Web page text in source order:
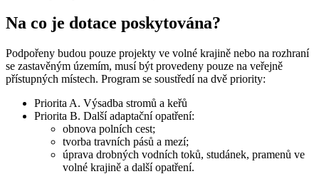
Na co je dotace poskytována?
Podpořeny budou pouze projekty ve volné krajině nebo na rozhraní
se zastavěným územím, musí být provedeny pouze na veřejně
přístupných místech. Program se soustředí na dvě priority:
Priorita A. Výsadba stromů a keřů
Priorita B. Další adaptační opatření:
obnova polních cest;
tvorba travních pásů a mezí;
úprava drobných vodních toků, studánek, pramenů ve
volné krajině a další opatření.